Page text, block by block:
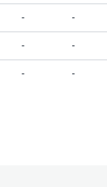
- -
- -
- -